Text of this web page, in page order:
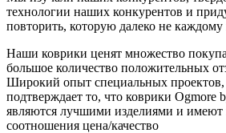
технологии наших конкурентов и
повторить, которую далеко не каждому
Наши коврики ценят множество
большое количество положительных
Широкий опыт специальных проектов,
подтверждает то, что коврики
являются лучшими изделиями и имеют
соотношения цена/качество